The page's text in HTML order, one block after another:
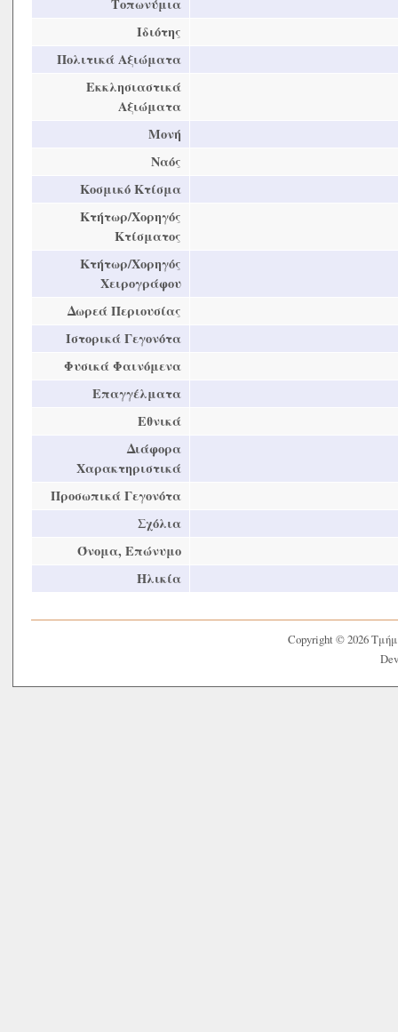
Τοπωνύμια
Ιδιότης
Πολιτικά Αξιώματα
Εκκλησιαστικά
Αξιώματα
Μονή
Ναός
Κοσμικό Κτίσμα
Κτήτωρ/Χορηγός
Κτίσματος
Κτήτωρ/Χορηγός
Χειρογράφου
Δωρεά Περιουσίας
Ιστορικά Γεγονότα
Φυσικά Φαινόμενα
Επαγγέλματα
Εθνικά
Διάφορα
Χαρακτηριστικά
Προσωπικά Γεγονότα
Σχόλια
Όνομα, Επώνυμο
Ηλικία
Copyright © 2026